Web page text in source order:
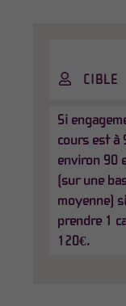
CIBLE
Si
cours est à
environ 90
(sur une
moyenne)
prendre 1
120€.